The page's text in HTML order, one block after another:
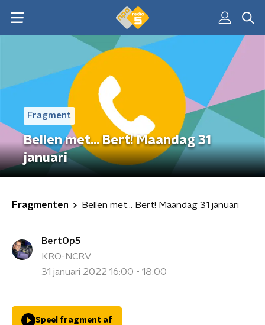
Fragment
Bellen met... Bert! Maandag 31
januari
Fragmenten Bellen met... Bert! Maandag 31 januari
BertOp5
KRO-NCRV
31 januari 2022 16:00 - 18:00
Speel fragment af